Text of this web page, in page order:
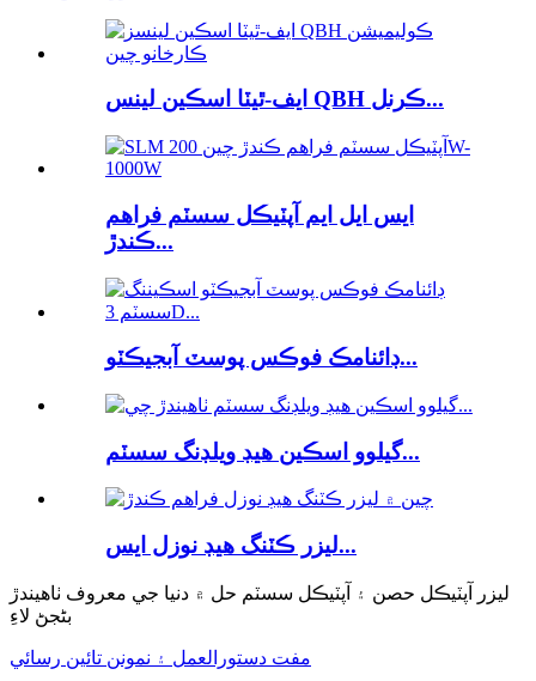
ايف-ٿيٽا اسڪين لينس QBH ڪرنل...
ايس ايل ايم آپٽيڪل سسٽم فراهم
ڪندڙ...
ڊائنامڪ فوڪس پوسٽ آبجيڪٽو...
گيلوو اسڪين هيڊ ويلڊنگ سسٽم...
ليزر ڪٽنگ هيڊ نوزل ​​ايس...
ليزر آپٽيڪل حصن ۽ آپٽيڪل سسٽم حل ۾ دنيا جي معروف ٺاهيندڙ
بڻجڻ لاءِ
مفت دستورالعمل ۽ نمونن تائين رسائي